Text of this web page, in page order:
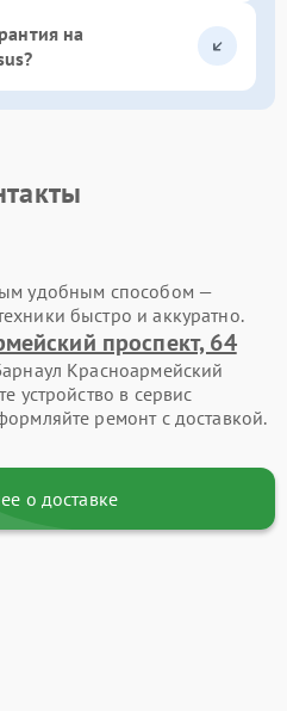
на
удобным способом —
быстро и аккуратно.
проспект, 64
Красноармейский
устройство в сервис
ремонт с доставкой.
о доставке